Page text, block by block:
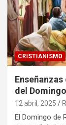
CRISTIANISMO
del
12 abril, 2025
El Domingo de